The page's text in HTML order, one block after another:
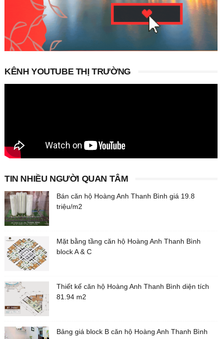
KÊNH YOUTUBE THỊ TRƯỜNG
TIN NHIỀU NGƯỜI QUAN TÂM
Bán căn hộ Hoàng Anh Thanh Bình giá 19.8
triệu/m2
Mặt bằng tầng căn hộ Hoàng Anh Thanh Bình
block A & C
Thiết kế căn hộ Hoàng Anh Thanh Bình diện tích
81.94 m2
Bảng giá block B căn hộ Hoàng Anh Thanh Bình